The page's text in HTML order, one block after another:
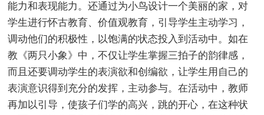
能力和表现能力。还通过为小鸟设计一个美丽的家，对
学生进行怀古教育、价值观教育，引导学生主动学习，
调动他们的积极性，以饱满的状态投入到活动中。如在
教《两只小象》中，不仅让学生掌握三拍子的韵律感，
而且还要调动学生的表演欲和创编欲，让学生用自己的
表演意识得到充分的发挥，主动参与。在活动中，教师
再加以引导，使孩子们学的高兴，跳的开心，在这种状